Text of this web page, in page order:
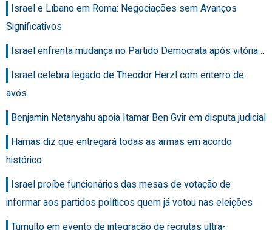
Israel e Líbano em Roma: Negociações sem Avanços
Significativos
Israel enfrenta mudança no Partido Democrata após vitória…
Israel celebra legado de Theodor Herzl com enterro de
avós
Benjamin Netanyahu apoia Itamar Ben Gvir em disputa judicial
Hamas diz que entregará todas as armas em acordo
histórico
Israel proíbe funcionários das mesas de votação de
informar aos partidos políticos quem já votou nas eleições
Tumulto em evento de integração de recrutas ultra-